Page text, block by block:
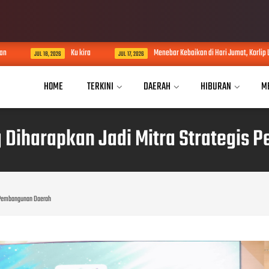
Ku kira JUL 17, 2026 Menebar Kebaikan di Hari Jumat, Korlip Lampung
HOME TERKINI DAERAH HIBURAN
Jadi Mitra Strategis
Daerah